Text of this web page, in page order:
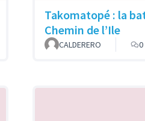
Takomatopé : la
Chemin de l’Ile
CALDERERO 0